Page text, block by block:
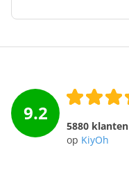
9.2
5880 klanten
op KiyOh